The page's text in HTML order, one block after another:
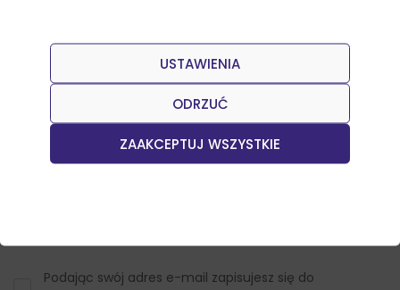
ZAAKCEPTUJ WSZYSTKIE
ODRZUĆ
USTAWIENIA
Dołącz do naszego Newslettera
Otrzymuj informacje o nowościach w sklepie oraz
Podając swój adres e-mail zapisujesz się do